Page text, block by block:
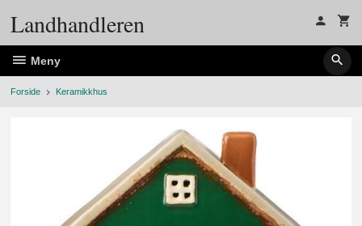
Landhandleren
Meny
Forside Keramikkhus